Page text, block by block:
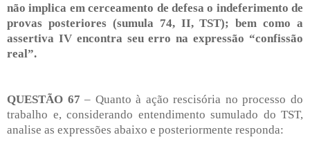
não implica em cerceamento de defesa o indeferimento de
provas posteriores (sumula 74, II, TST); bem como a
assertiva IV encontra seu erro na expressão “confissão
real”.
QUESTÃO 67 – Quanto à ação rescisória no processo do
trabalho e, considerando entendimento sumulado do TST,
analise as expressões abaixo e posteriormente responda: